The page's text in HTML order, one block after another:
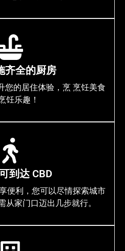
齐全的厨房
您的居住体验，烹 烹饪美食
饪乐趣！
到达 CBD
便利，您可以尽情探索城市
从家门口迈出几步就行。